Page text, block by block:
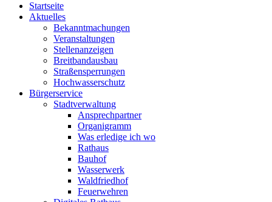
Startseite
Aktuelles
Bekanntmachungen
Veranstaltungen
Stellenanzeigen
Breitbandausbau
Straßensperrungen
Hochwasserschutz
Bürgerservice
Stadtverwaltung
Ansprechpartner
Organigramm
Was erledige ich wo
Rathaus
Bauhof
Wasserwerk
Waldfriedhof
Feuerwehren